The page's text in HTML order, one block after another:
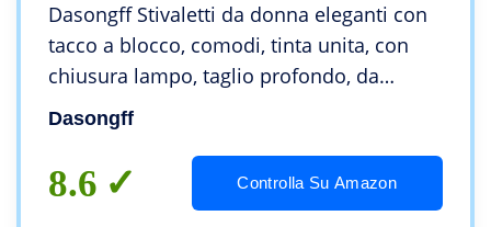
Dasongff Stivaletti da donna eleganti con
tacco a blocco, comodi, tinta unita, con
chiusura lampo, taglio profondo, da
donna, chelsea, per autunno e inverno,
stivali alla caviglia
Dasongff
8.6 Controlla Su Amazon